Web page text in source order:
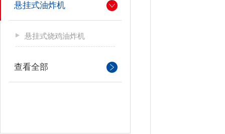
悬挂式油炸机
悬挂式烧鸡油炸机
查看全部